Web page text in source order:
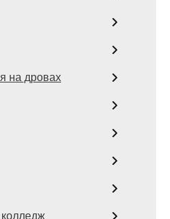
на дровах